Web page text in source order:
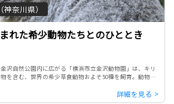
奈川県）
れた希少動物たちとのひととき
沢自然公園内に広がる「横浜市立金沢動物園」は、キリ
を含む、世界の希少草食動物およそ50種を飼育。動物と